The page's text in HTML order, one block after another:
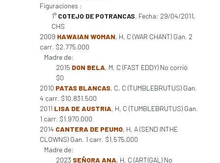
Figuraciones :
1° COTEJO DE POTRANCAS, Fecha: 29/04/2011,
CHS
2009 HAWAIAN WOMAN, H, C (WAR CHANT) Gan. 2
carr. $2.775.000
Madre de:
2015 DON BELA, M, C (FAST EDDY) No corrió
$0
2010 PATAS BLANCAS, C, C (TUMBLEBRUTUS) Gan.
4 carr. $10.831.500
2011 LISA DE AUSTRIA, H, C (TUMBLEBRUTUS) Gan.
1 carr. $1.970.000
2014 CANTERA DE PEUMO, H, A (SEND INTHE
CLOWNS) Gan. 1 carr. $1.575.000
Madre de:
2023 SEÑORA ANA, H, C (ARTIGAL) No